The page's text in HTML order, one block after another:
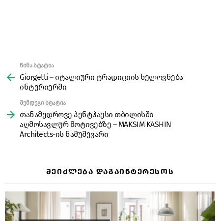
more
წინა სტატია
Giorgetti – იტალიური ტრადიციის ხელოვნება
ინტერიერში
შემდეგი სტატია
თანამედროვე პენტჰაუსი თბილისში
აღმოსავლურ მოტივებზე – MAKSIM KASHIN
Architects-ის ნამუშევარი
ᲨᲔᲘᲫᲚᲔᲑᲐ ᲓᲐᲒᲐᲘᲜᲢᲔᲠᲔᲡᲝᲡ